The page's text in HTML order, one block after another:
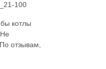
котлы
отзывам,